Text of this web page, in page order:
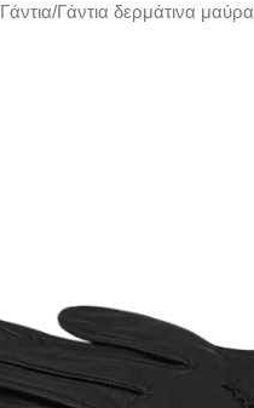
Γάντια Γάντια δερμάτινα μαύρα